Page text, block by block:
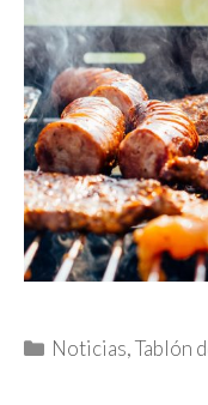
Categorías
Noticias,Tablón